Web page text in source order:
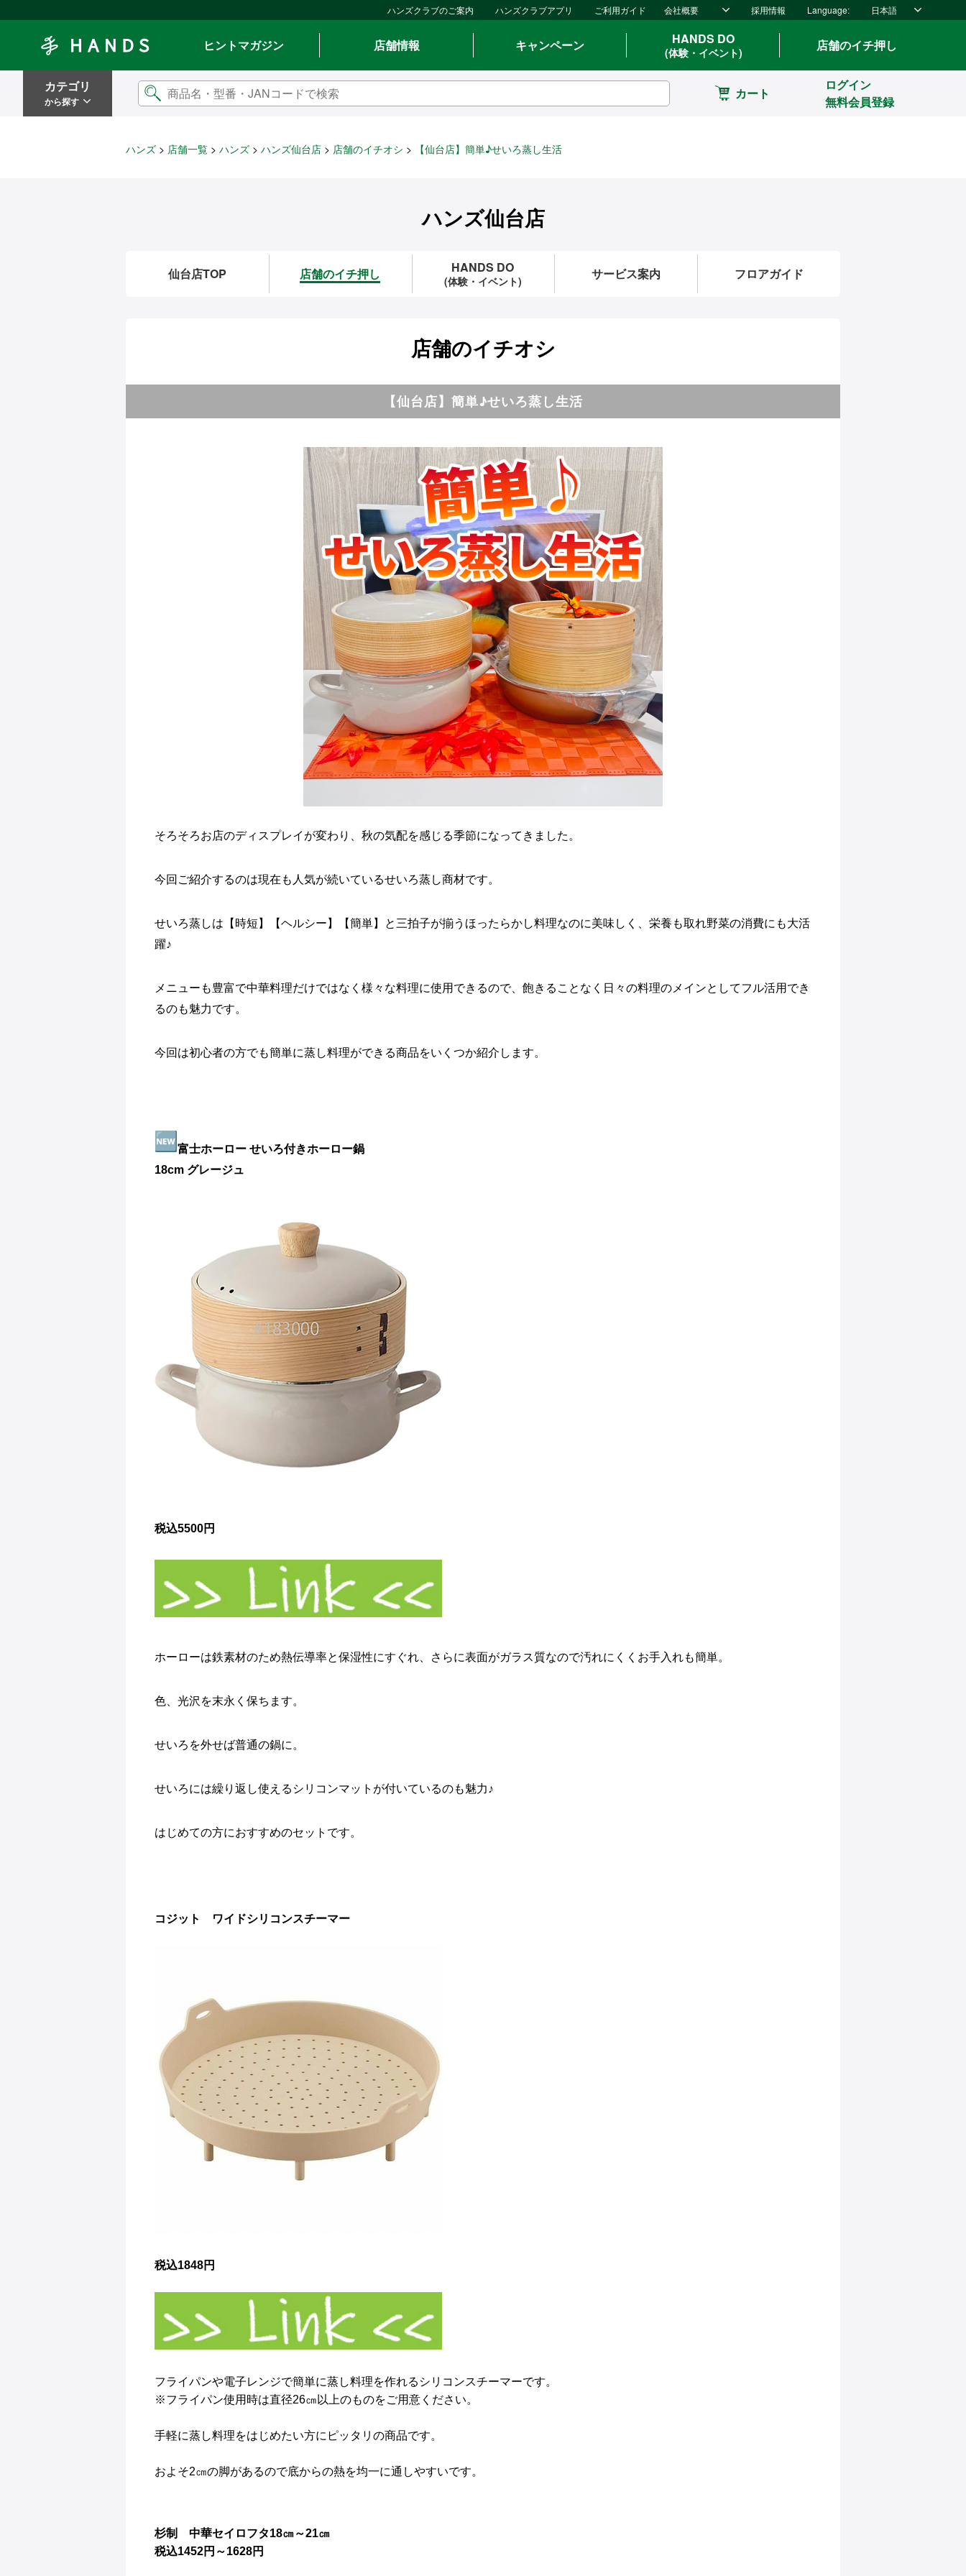
ハンズクラブのご案内 ハンズクラブアプリ ご利用ガイド 会社概要 採用情報 Language: 日本語
ヒントマガジン
店舗情報 キャンペーン HANDS DO
(体験・イベント) 店舗のイチ押し
カテゴリ
から探す カート
ログイン
無料会員登録
ハンズ 店舗一覧 ハンズ ハンズ仙台店 店舗のイチオシ 【仙台店】簡単♪せいろ蒸し生活
ハンズ仙台店
仙台店TOP 店舗のイチ押し HANDS DO
(体験・イベント) サービス案内 フロアガイド
店舗のイチオシ
【仙台店】簡単♪せいろ蒸し生活
そろそろお店のディスプレイが変わり、 秋の気配を感じる季節になってきました。
今回ご紹介するのは現在も人気が続いているせいろ蒸し商材です。
せいろ蒸しは【時短】【ヘルシー】【簡単】 と三拍子が揃うほったらかし料理なのに美味しく、 栄養も取れ野菜の消費にも大活
躍♪
メニューも豊富で中華料理だけではなく様々な料理に使用できるので、 飽きることなく日々の料理のメインとしてフル活用でき
るのも魅力です。
今回は初心者の方でも簡単に蒸し料理ができる商品をいくつか紹介 します。
富士ホーロー せいろ付きホーロー鍋
18cm グレージュ
税込5500円
ホーローは鉄素材のため熱伝導率と保湿性にすぐれ、 さらに表面がガラス質なので汚れにくくお手入れも簡単。
色、光沢を末永く保ちます。
せいろを外せば普通の鍋に。
せいろには繰り返し使えるシリコンマットが付いているのも魅力♪
はじめての方におすすめのセットです。
コジット ワイドシリコンスチーマー
税込1848円
フライパンや電子レンジで簡単に蒸し料理を作れるシリコンスチーマーです。
※フライパン使用時は直径26㎝以上のものをご用意ください。
手軽に蒸し料理をはじめたい方にピッタリの商品です。
およそ2㎝の脚があるので底からの熱を均一に通しやすいです。
杉制 中華セイロフタ18㎝～21㎝
税込1452円～1628円